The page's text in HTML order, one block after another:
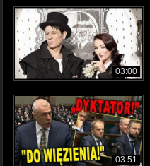
03:00
03:51